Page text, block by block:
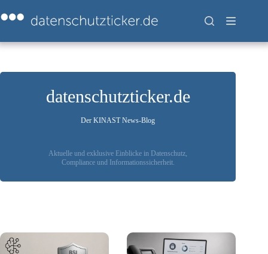
Inhalt
springen
datenschutzticker.de
Der KINAST News-Blog
Aktuelle und exklusive Einblicke in Datenschutz,
Compliance und Informationssicherheit.